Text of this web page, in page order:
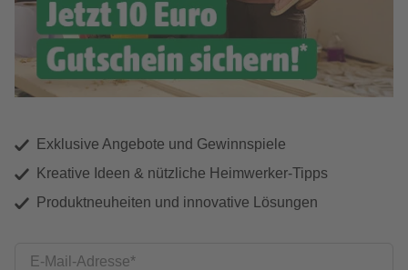
Exklusive Angebote und Gewinnspiele
Kreative Ideen & nützliche Heimwerker-Tipps
Produktneuheiten und innovative Lösungen
E-Mail-Adresse